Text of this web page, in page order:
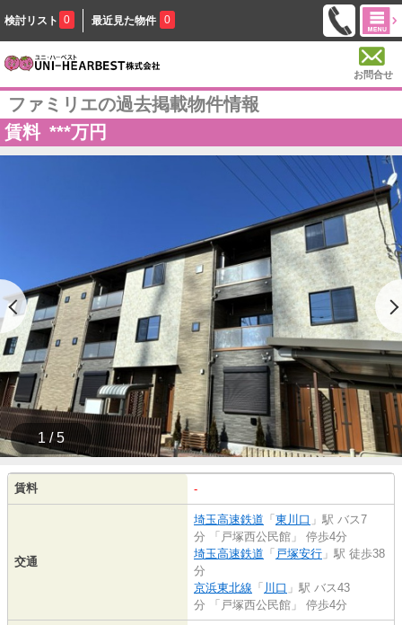
検討リスト 0 最近見た物件 0
お問合せ
ファミリエの過去掲載物件情報
賃料 ***万円
1 / 5
賃料 -
交通
埼玉高速鉄道 「 東川口 」駅 バス7
分 「戸塚西公民館」 停歩4分
埼玉高速鉄道 「 戸塚安行 」駅 徒歩38
分
京浜東北線 「 川口 」駅 バス43
分 「戸塚西公民館」 停歩4分